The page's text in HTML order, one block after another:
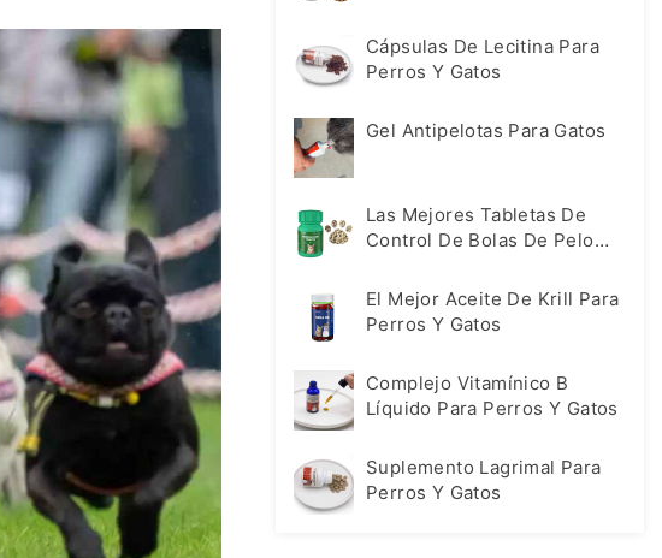
Cápsulas De Lecitina Para
Perros Y Gatos
Gel Antipelotas Para Gatos
Las Mejores Tabletas De
Control De Bolas De Pelo
El Mejor Aceite De Krill Para
Perros Y Gatos
Complejo Vitamínico B
Líquido Para Perros Y Gatos
Suplemento Lagrimal Para
Perros Y Gatos